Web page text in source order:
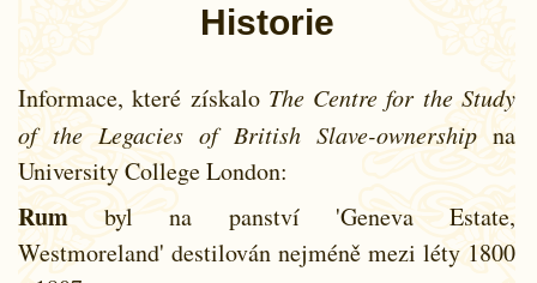
Historie
Informace, které získalo The Centre for the Study
of the Legacies of British Slave-ownership na
University College London:
Rum byl na panství 'Geneva Estate,
Westmoreland' destilován nejméně mezi léty 1800